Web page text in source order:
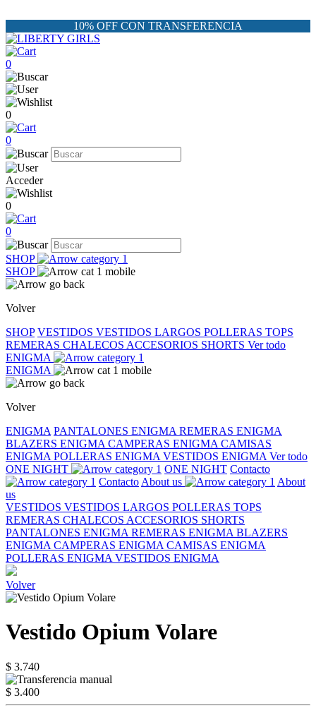
10% OFF CON TRANSFERENCIA
0
0
0
Acceder
0
0
SHOP
SHOP
Volver
SHOP VESTIDOS VESTIDOS LARGOS POLLERAS TOPS
REMERAS CHALECOS ACCESORIOS SHORTS Ver todo
ENIGMA
ENIGMA
Volver
ENIGMA PANTALONES ENIGMA REMERAS ENIGMA
BLAZERS ENIGMA CAMPERAS ENIGMA CAMISAS
ENIGMA POLLERAS ENIGMA VESTIDOS ENIGMA Ver todo
ONE NIGHT
ONE NIGHT Contacto
Contacto About us
About
us
VESTIDOS VESTIDOS LARGOS POLLERAS TOPS
REMERAS CHALECOS ACCESORIOS SHORTS
PANTALONES ENIGMA REMERAS ENIGMA BLAZERS
ENIGMA CAMPERAS ENIGMA CAMISAS ENIGMA
POLLERAS ENIGMA VESTIDOS ENIGMA
Volver
Vestido Opium Volare
$ 3.740
$ 3.400